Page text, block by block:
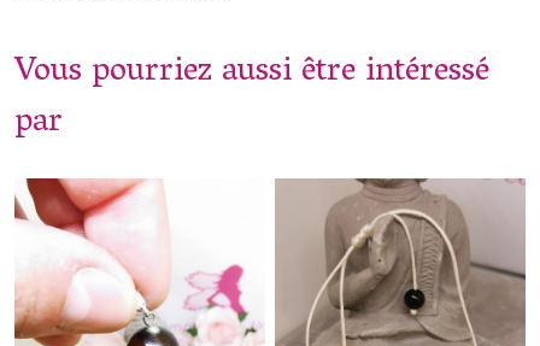
Vous pourriez aussi être intéressé
par